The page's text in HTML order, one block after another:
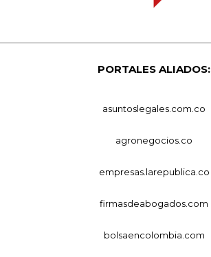
PORTALES ALIADOS:
asuntoslegales.com.co
agronegocios.co
empresas.larepublica.co
firmasdeabogados.com
bolsaencolombia.com